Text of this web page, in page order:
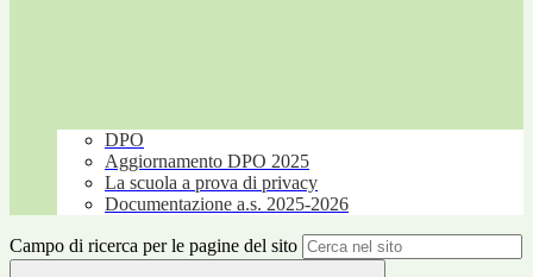
DPO
Aggiornamento DPO 2025
La scuola a prova di privacy
Documentazione a.s. 2025-2026
Campo di ricerca per le pagine del sito